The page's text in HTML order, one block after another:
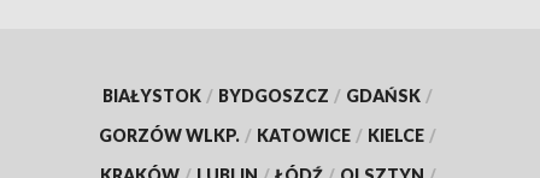
BIAŁYSTOK / BYDGOSZCZ / GDAŃSK /
GORZÓW WLKP. / KATOWICE / KIELCE /